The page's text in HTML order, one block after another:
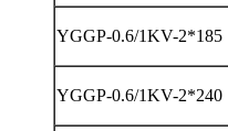
YGGP-0.6/1KV-2*185
YGGP-0.6/1KV-2*240